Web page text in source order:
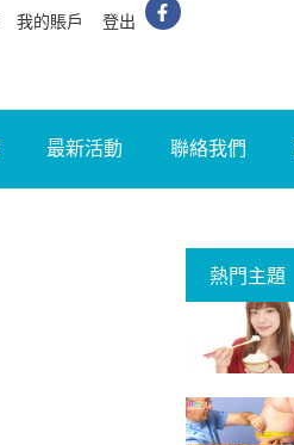
我的賬戶 登出
最新活動 聯絡我們
熱門主題